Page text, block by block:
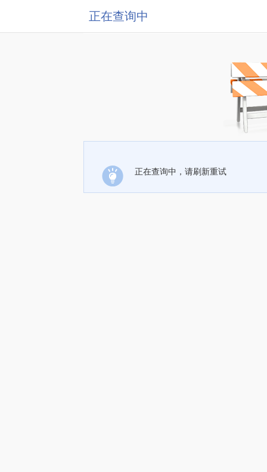
正在查询中
正在查询中，请刷新重试